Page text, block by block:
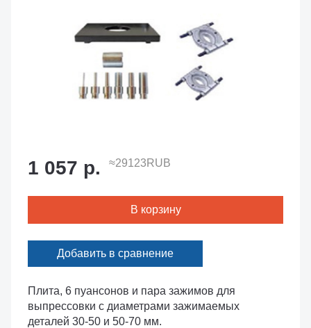
Плита, 6 пуансонов и пара зажимов для
выпрессовки с диаметрами зажимаемых
деталей 30-50 и 50-70 мм.
1 057 р. ≈29123RUB
В корзину
Добавить в сравнение